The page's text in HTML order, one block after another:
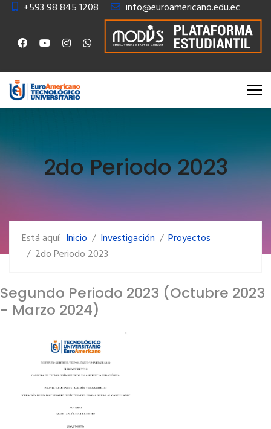
+593 98 845 1208 info@euroamericano.edu.ec
2do Periodo 2023
Está aquí: Inicio Investigación
Proyectos
2do Periodo 2023
Segundo Periodo 2023 (Octubre 2023
- Marzo 2024)